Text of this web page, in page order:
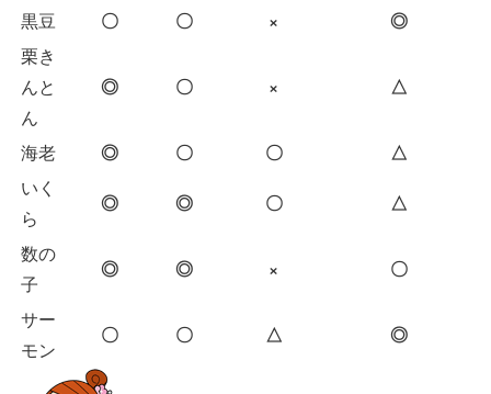
黒豆 〇 〇 × ◎
栗き
んと
ん
◎ 〇 × △
海老 ◎ 〇 〇 △
いく
ら
◎ ◎ 〇 △
数の
子
◎ ◎ × 〇
サー
モン
〇 〇 △ ◎